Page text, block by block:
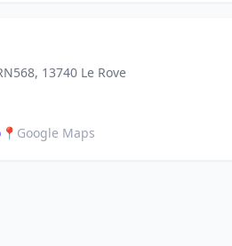
13740 Le Rove
📍 Google Maps